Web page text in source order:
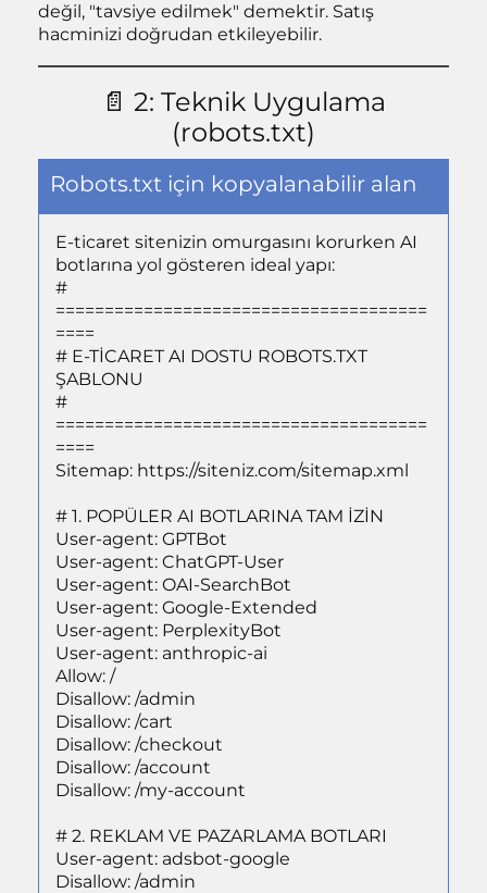
değil, "tavsiye edilmek" demektir. Satış
hacminizi doğrudan etkileyebilir.
📄 2: Teknik Uygulama
(robots.txt)
Robots.txt için kopyalanabilir alan
E-ticaret sitenizin omurgasını korurken AI
botlarına yol gösteren ideal yapı:
#
======================================
====
# E-TİCARET AI DOSTU ROBOTS.TXT
ŞABLONU
#
======================================
====
Sitemap: https://siteniz.com/sitemap.xml
# 1. POPÜLER AI BOTLARINA TAM İZİN
User-agent: GPTBot
User-agent: ChatGPT-User
User-agent: OAI-SearchBot
User-agent: Google-Extended
User-agent: PerplexityBot
User-agent: anthropic-ai
Allow: /
Disallow: /admin
Disallow: /cart
Disallow: /checkout
Disallow: /account
Disallow: /my-account
# 2. REKLAM VE PAZARLAMA BOTLARI
User-agent: adsbot-google
Disallow: /admin